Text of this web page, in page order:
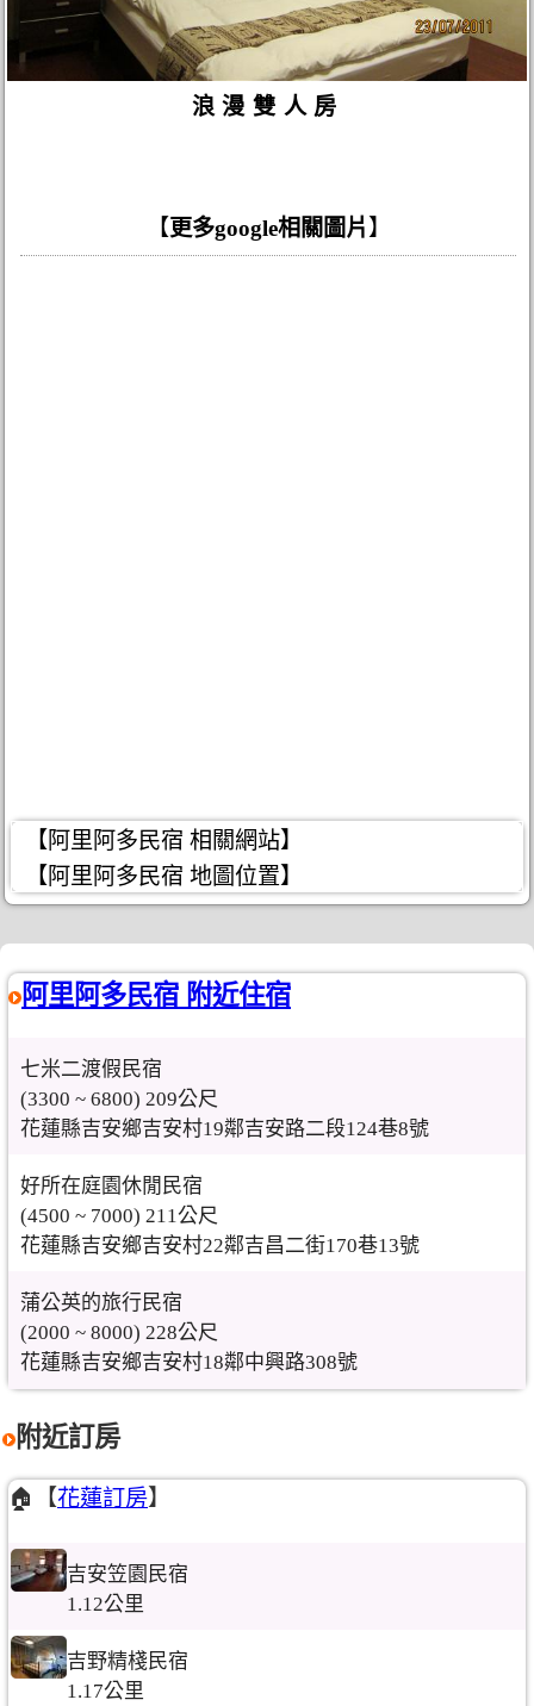
浪漫雙人房
【更多google相關圖片】
【阿里阿多民宿 相關網站】
【阿里阿多民宿 地圖位置】
阿里阿多民宿 附近住宿
七米二渡假民宿
(3300 ~ 6800) 209公尺
花蓮縣吉安鄉吉安村19鄰吉安路二段124巷8號
好所在庭園休閒民宿
(4500 ~ 7000) 211公尺
花蓮縣吉安鄉吉安村22鄰吉昌二街170巷13號
蒲公英的旅行民宿
(2000 ~ 8000) 228公尺
花蓮縣吉安鄉吉安村18鄰中興路308號
附近訂房
🏠【花蓮訂房】
吉安笠園民宿
1.12公里
吉野精棧民宿
1.17公里